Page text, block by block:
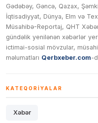
Gədəbəy, Gəncə, Qazax,
İqtisadiyyat, Dünya, Elm və
Müsahibə-Reportaj, QHT
gündəlik yenilənən xəbərlər
ictimai-sosial mövzular,
məlumatları Qerbxeber.com-
KATEQORIYALAR
Xəbər